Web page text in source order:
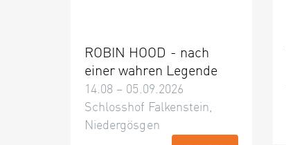
ROBIN HOOD - nach
einer wahren Legende
14.08 – 05.09.2026
Schlosshof Falkenstein,
Niedergösgen